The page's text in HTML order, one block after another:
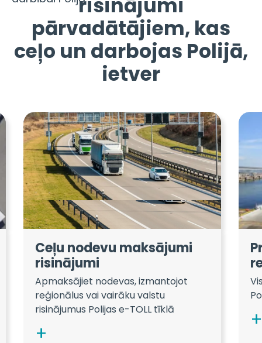
risinājumi
pārvadātājiem, kas
ceļo un darbojas Polijā,
ietver
Ceļu nodevu maksājumi
risinājumi
Apmaksājiet nodevas, izmantojot
reģionālus vai vairāku valstu
risinājumus Polijas e-TOLL tīklā